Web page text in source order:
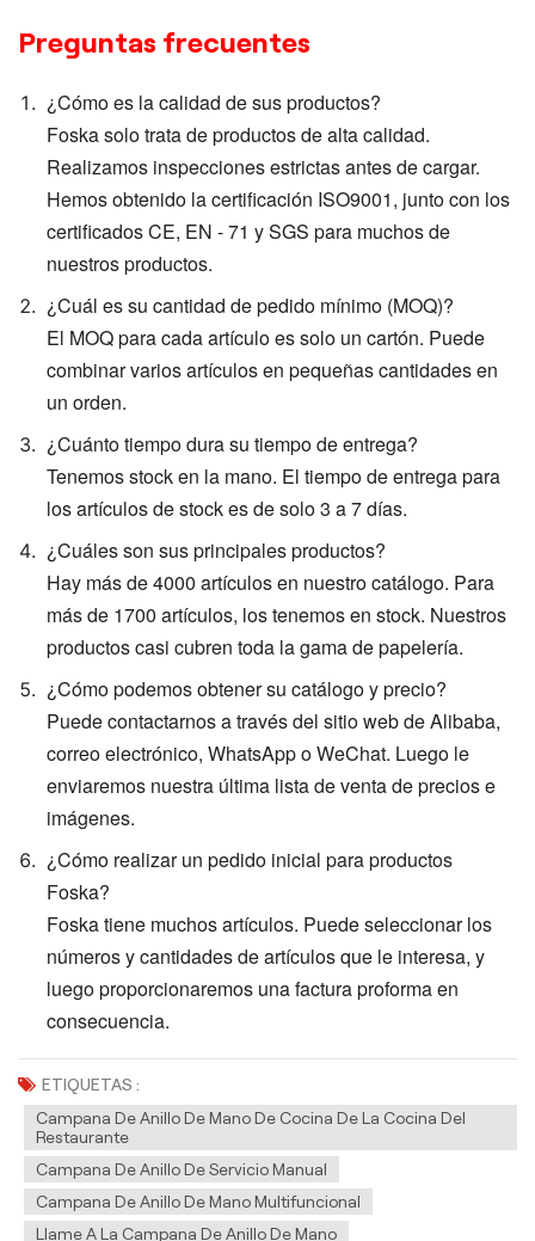
Preguntas frecuentes
¿Cómo es la calidad de sus productos?
Foska solo trata de productos de alta calidad.
Realizamos inspecciones estrictas antes de cargar.
Hemos obtenido la certificación ISO9001, junto con los
certificados CE, EN - 71 y SGS para muchos de
nuestros productos.
¿Cuál es su cantidad de pedido mínimo (MOQ)?
El MOQ para cada artículo es solo un cartón. Puede
combinar varios artículos en pequeñas cantidades en
un orden.
¿Cuánto tiempo dura su tiempo de entrega?
Tenemos stock en la mano. El tiempo de entrega para
los artículos de stock es de solo 3 a 7 días.
¿Cuáles son sus principales productos?
Hay más de 4000 artículos en nuestro catálogo. Para
más de 1700 artículos, los tenemos en stock. Nuestros
productos casi cubren toda la gama de papelería.
¿Cómo podemos obtener su catálogo y precio?
Puede contactarnos a través del sitio web de Alibaba,
correo electrónico, WhatsApp o WeChat. Luego le
enviaremos nuestra última lista de venta de precios e
imágenes.
¿Cómo realizar un pedido inicial para productos
Foska?
Foska tiene muchos artículos. Puede seleccionar los
números y cantidades de artículos que le interesa, y
luego proporcionaremos una factura proforma en
consecuencia.
ETIQUETAS :
Campana De Anillo De Mano De Cocina De La Cocina Del
Restaurante
Campana De Anillo De Servicio Manual
Campana De Anillo De Mano Multifuncional
Llame A La Campana De Anillo De Mano